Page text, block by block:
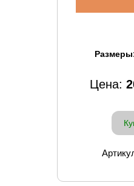
Цена: